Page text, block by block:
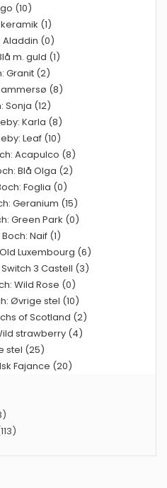
(10)
(1)
Aladdin (0)
m. guld (1)
Granit (2)
(8)
Sonja (12)
Karla (8)
Leaf (10)
Acapulco (8)
Blå Olga (2)
Foglia (0)
Geranium (15)
Green Park (0)
Naif (1)
Luxembourg (6)
3 Castell (3)
Wild Rose (0)
Øvrige stel (10)
of Scotland (2)
strawberry (4)
stel (25)
Fajance (20)